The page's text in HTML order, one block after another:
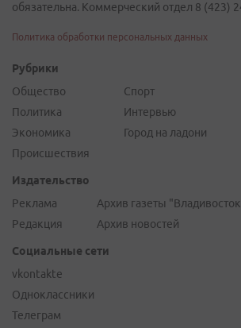
обязательна. Коммерческий отдел 8 (423)
Политика обработки персональных данных
Рубрики
Общество
Политика
Экономика
Происшествия
Спорт
Интервью
Город на ладони
Издательство
Реклама
Редакция
Архив газеты
Архив новостей
Социальные сети
vkontakte
Одноклассники
Телеграм